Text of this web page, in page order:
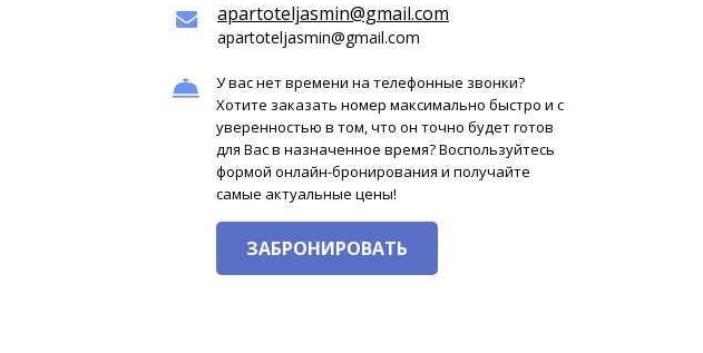
apartoteljasmin@gmail.com
apartoteljasmin@gmail.com
У вас нет времени на телефонные звонки?
Хотите заказать номер максимально быстро и с
уверенностью в том, что он точно будет готов
для Вас в назначенное время? Воспользуйтесь
формой онлайн-бронирования и получайте
самые актуальные цены!
ЗАБРОНИРОВАТЬ